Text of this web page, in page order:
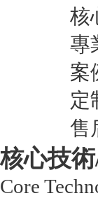
核
專
案
定
售
核心技
Core